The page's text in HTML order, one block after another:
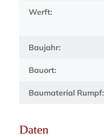
Werft:
Baujahr:
Bauort:
Baumaterial Rumpf:
Daten